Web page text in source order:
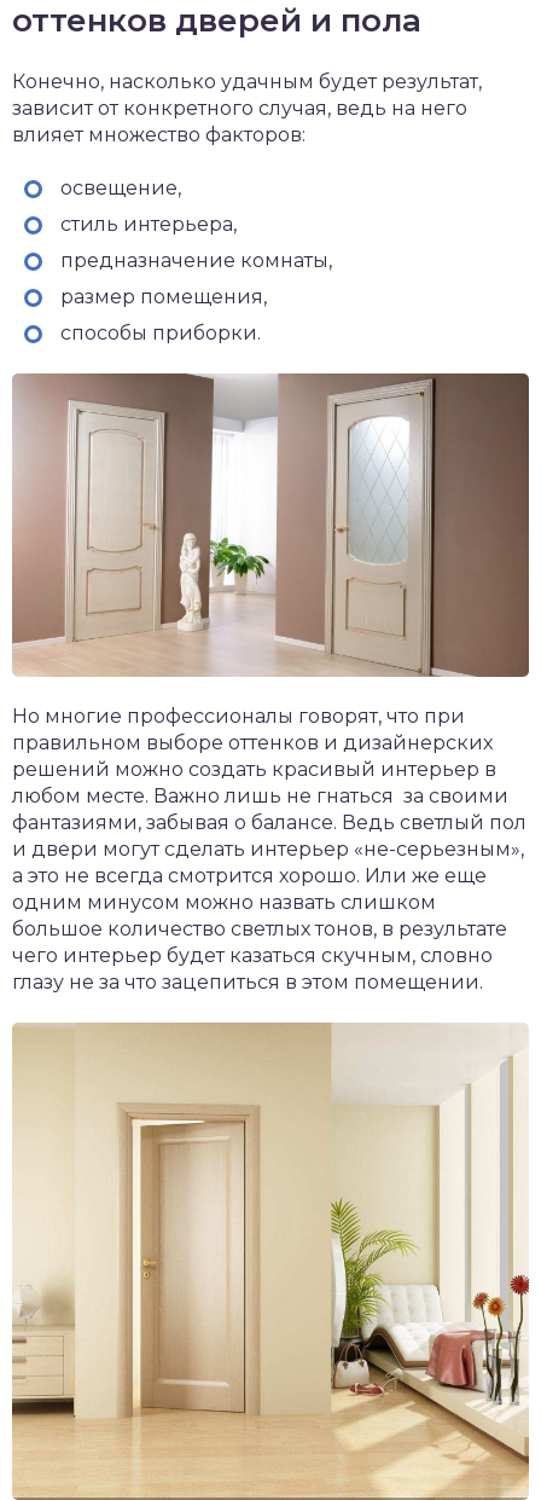
оттенков дверей и пола
Конечно, насколько удачным будет результат,
зависит от конкретного случая, ведь на него
влияет множество факторов:
освещение,
стиль интерьера,
предназначение комнаты,
размер помещения,
способы приборки.
Но многие профессионалы говорят, что при
правильном выборе оттенков и дизайнерских
решений можно создать красивый интерьер в
любом месте. Важно лишь не гнаться за своими
фантазиями, забывая о балансе. Ведь светлый пол
и двери могут сделать интерьер «не-серьезным»,
а это не всегда смотрится хорошо. Или же еще
одним минусом можно назвать слишком
большое количество светлых тонов, в результате
чего интерьер будет казаться скучным, словно
глазу не за что зацепиться в этом помещении.